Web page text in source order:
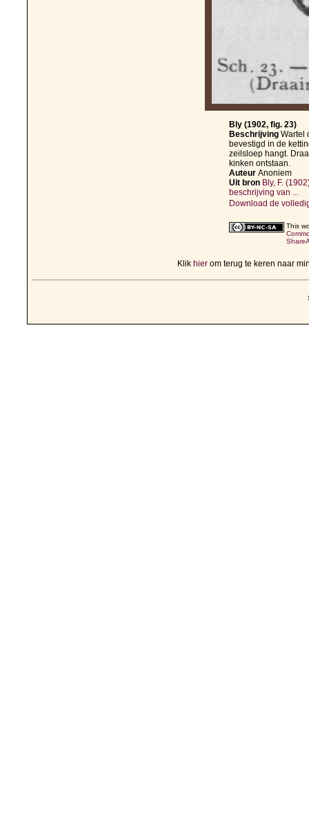
Bly (1902, fig. 23)
Beschrijving Wartel
bevestigd in de
zeilsloep hangt.
kinken ontstaan.
Auteur Anoniem
Uit bron Bly, F.
beschrijving van ...
Download de
This
Klik hierom terug te keren naar